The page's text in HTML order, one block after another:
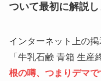
ついて最初に解説
インターネット上の
「牛乳石鹸 青箱 生産
根の噂、つまりデマで